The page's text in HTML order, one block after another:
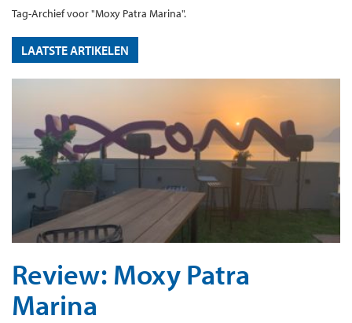
Tag-Archief voor "Moxy Patra Marina".
LAATSTE ARTIKELEN
Review: Moxy Patra
Marina